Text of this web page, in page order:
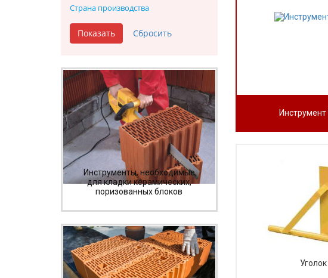
Страна производства
Инструменты, необходимые
для кладки керамических,
поризованных блоков
Инструмент
Уголок